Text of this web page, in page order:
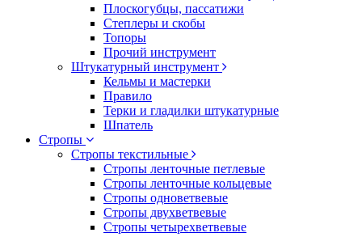
Плоскогубцы, пассатижи
Степлеры и скобы
Топоры
Прочий инструмент
Штукатурный инструмент
Кельмы и мастерки
Правило
Терки и гладилки штукатурные
Шпатель
Стропы
Стропы текстильные
Стропы ленточные петлевые
Стропы ленточные кольцевые
Стропы одноветвевые
Стропы двухветвевые
Стропы четырехветвевые